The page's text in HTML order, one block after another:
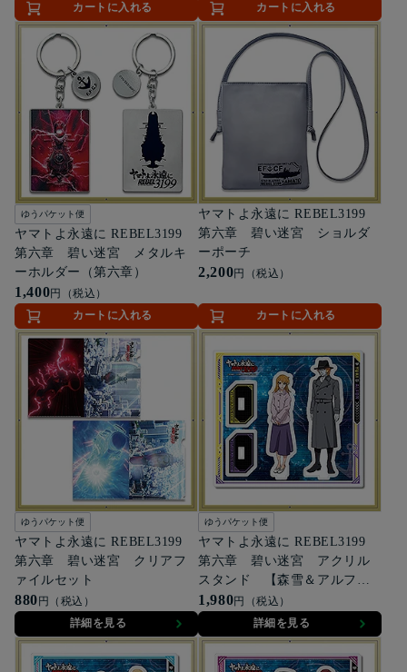
カートに入れる
カートに入れる
ゆうパケット便
ヤマトよ永遠に REBEL3199
第六章 碧い迷宮 メタルキ
ーホルダー（第六章）
1,400円（税込）
カートに入れる
ヤマトよ永遠に REBEL3199
第六章 碧い迷宮 ショルダ
ーポーチ
2,200円（税込）
カートに入れる
ゆうパケット便
ヤマトよ永遠に REBEL3199
第六章 碧い迷宮 クリアフ
ァイルセット
880円（税込）
詳細を見る
ゆうパケット便
ヤマトよ永遠に REBEL3199
第六章 碧い迷宮 アクリル
スタンド 【森雪＆アルフォ
ン】
1,980円（税込）
詳細を見る